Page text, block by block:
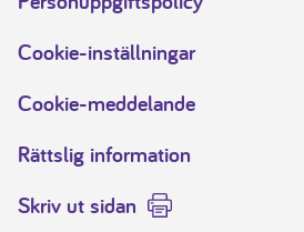
Cookie-inställningar
Cookie-meddelande
Rättslig information
Skriv ut sidan